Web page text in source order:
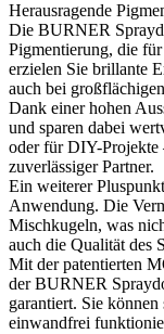
Herausragende
Die BURNER
Pigmentierung, die
erzielen Sie brillante
auch bei
Dank einer hohen
und sparen dabei
oder für DIY-
zuverlässiger Partner.
Ein weiterer
Anwendung. Die
Mischkugeln, was
auch die Qualität des
Mit der patentierten
der BURNER
garantiert. Sie können
einwandfrei